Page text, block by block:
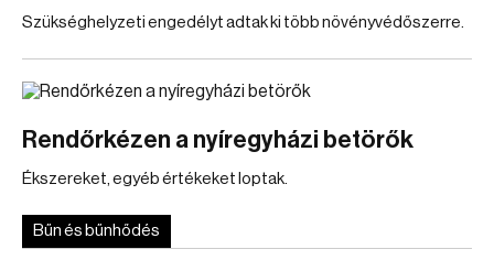
Szükséghelyzeti engedélyt adtak ki több növényvédőszerre.
Rendőrkézen a nyíregyházi betörők
Ékszereket, egyéb értékeket loptak.
Bűn és bűnhődés